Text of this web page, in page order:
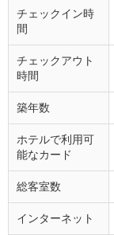
チェックイン時
間
チェックアウト
時間
築年数
ホテルで利用可
能なカード
総客室数
インターネット